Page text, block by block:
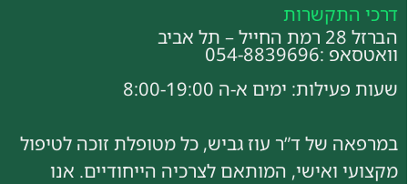
דרכי התקשרות
הברזל 28 רמת החייל – תל אביב
וואטסאפ :054-8839696
שעות פעילות: ימים א-ה 8:00-19:00
במרפאה של ד”ר עוז גביש, כל מטופלת זוכה לטיפול
מקצועי ואישי, המותאם לצרכיה הייחודיים. אנו